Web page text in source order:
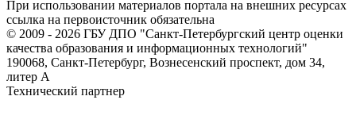
При использовании материалов портала на внешних ресурсах
ссылка на первоисточник обязательна
© 2009 - 2026 ГБУ ДПО "Санкт-Петербургский центр оценки
качества образования и информационных технологий"
190068, Санкт-Петербург, Вознесенский проспект, дом 34,
литер А
Технический партнер